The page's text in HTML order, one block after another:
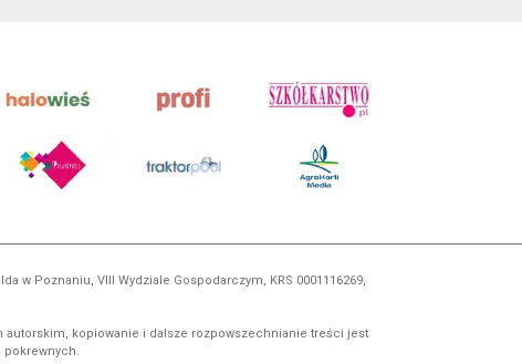
w Poznaniu, VIII Wydziale Gospodarczym, KRS 0001116269,
autorskim, kopiowanie i dalsze rozpowszechnianie treści jest
pokrewnych.